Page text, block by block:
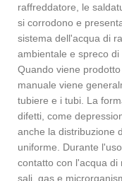
raffreddatore, le
si corrodono e
sistema dell'acqua di
ambientale e spreco di
Quando viene
manuale viene
tubiere e i tubi. La
difetti, come
anche la distribuzione
uniforme. Durante
contatto con l'acqua di
sali, gas e